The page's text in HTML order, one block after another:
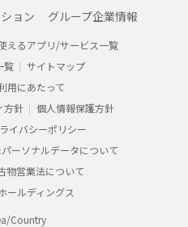
ョン グループ企業情報
えるアプリ/サービス一覧
覧
サイトマップ
用にあたって
方針
個人情報保護方針
イバシーポリシー
ーソナルデータについて
物営業法について
ールディングス
Country